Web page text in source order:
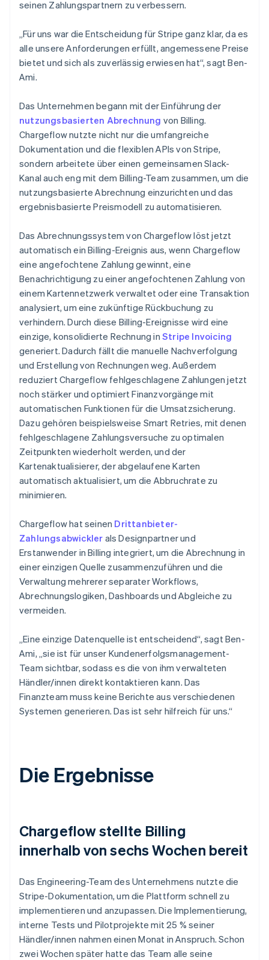
seinen Zahlungspartnern zu verbessern.
„Für uns war die Entscheidung für Stripe ganz klar, da es
alle unsere Anforderungen erfüllt, angemessene Preise
bietet und sich als zuverlässig erwiesen hat“, sagt Ben-
Ami.
Das Unternehmen begann mit der Einführung der
nutzungsbasierten Abrechnung von Billing.
Chargeflow nutzte nicht nur die umfangreiche
Dokumentation und die flexiblen APIs von Stripe,
sondern arbeitete über einen gemeinsamen Slack-
Kanal auch eng mit dem Billing-Team zusammen, um die
nutzungsbasierte Abrechnung einzurichten und das
ergebnisbasierte Preismodell zu automatisieren.
Das Abrechnungssystem von Chargeflow löst jetzt
automatisch ein Billing-Ereignis aus, wenn Chargeflow
eine angefochtene Zahlung gewinnt, eine
Benachrichtigung zu einer angefochtenen Zahlung von
einem Kartennetzwerk verwaltet oder eine Transaktion
analysiert, um eine zukünftige Rückbuchung zu
verhindern. Durch diese Billing-Ereignisse wird eine
einzige, konsolidierte Rechnung in Stripe Invoicing
generiert. Dadurch fällt die manuelle Nachverfolgung
und Erstellung von Rechnungen weg. Außerdem
reduziert Chargeflow fehlgeschlagene Zahlungen jetzt
noch stärker und optimiert Finanzvorgänge mit
automatischen Funktionen für die Umsatzsicherung.
Dazu gehören beispielsweise Smart Retries, mit denen
fehlgeschlagene Zahlungsversuche zu optimalen
Zeitpunkten wiederholt werden, und der
Kartenaktualisierer, der abgelaufene Karten
automatisch aktualisiert, um die Abbruchrate zu
minimieren.
Chargeflow hat seinen Drittanbieter-
Zahlungsabwickler als Designpartner und
Erstanwender in Billing integriert, um die Abrechnung in
einer einzigen Quelle zusammenzuführen und die
Verwaltung mehrerer separater Workflows,
Abrechnungslogiken, Dashboards und Abgleiche zu
vermeiden.
„Eine einzige Datenquelle ist entscheidend“, sagt Ben-
Ami, „sie ist für unser Kundenerfolgsmanagement-
Team sichtbar, sodass es die von ihm verwalteten
Händler/innen direkt kontaktieren kann. Das
Finanzteam muss keine Berichte aus verschiedenen
Systemen generieren. Das ist sehr hilfreich für uns.“
Die Ergebnisse
Chargeflow stellte Billing
innerhalb von sechs Wochen bereit
Das Engineering-Team des Unternehmens nutzte die
Stripe-Dokumentation, um die Plattform schnell zu
implementieren und anzupassen. Die Implementierung,
interne Tests und Pilotprojekte mit 25 % seiner
Händler/innen nahmen einen Monat in Anspruch. Schon
zwei Wochen später hatte das Team alle seine